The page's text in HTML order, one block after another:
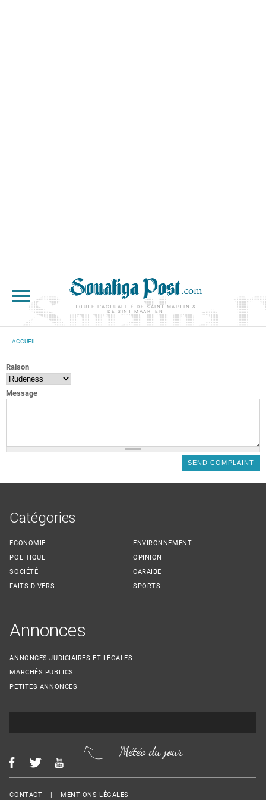
TOUTE L'ACTUALITÉ DE SAINT-MARTIN &
DE SINT MAARTEN
ACCUEIL
Raison
Message
Catégories
ECONOMIE
POLITIQUE
SOCIÉTÉ
FAITS DIVERS
ENVIRONNEMENT
OPINION
CARAÏBE
SPORTS
Annonces
ANNONCES JUDICIAIRES ET LÉGALES
MARCHÉS PUBLICS
PETITES ANNONCES
Météo du jour
Menu Footer
CONTACT MENTIONS LÉGALES